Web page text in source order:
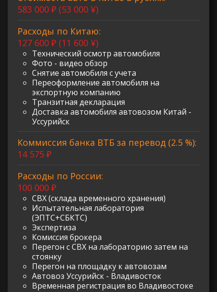
583 000 ₽ (53 000 ¥)
Расходы по Китаю:
127 600 ₽ (11 600 ¥)
Технический осмотр автомобиля
Фото - видео обзор
Снятие автомобиля с учета
Переоформление автомобиля на
экспортную компанию
Транзитная декларация
Доставка автомобиля автовозом Китай -
Уссурийск
Коммиссия банка ВТБ за перевод (2.5 %):
14 575 ₽
Расходы по России:
100 000 ₽
СВХ (склада временного хранения)
Испытательная лаборатория
(ЭПТС+СБКТС)
Экспертиза
Комиссия брокера
Перегон с СВХ на лабораторию затем на
стоянку
Перегон на площадку к автовозам
Автовоз Уссурийск - Владивосток
Временная регистрация во Владивостоке